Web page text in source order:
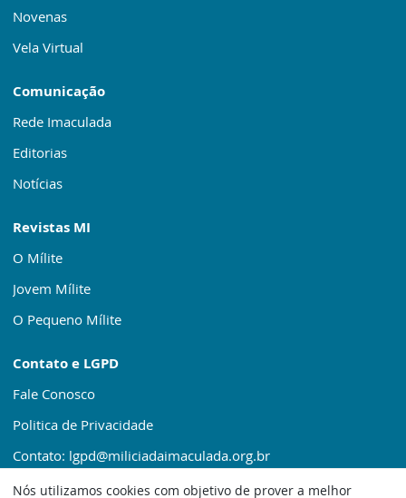
Novenas
Vela Virtual
Comunicação
Rede Imaculada
Editorias
Notícias
Revistas MI
O Mílite
Jovem Mílite
O Pequeno Mílite
Contato e LGPD
Fale Conosco
Politica de Privacidade
Contato: lgpd@miliciadaimaculada.org.br
Nós utilizamos cookies com objetivo de prover a melhor